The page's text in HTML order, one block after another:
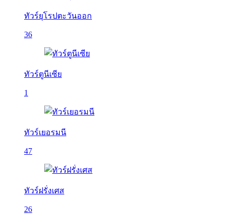
ทัวร์ยุโรปตะวันออก
36
ทัวร์ตูนีเซีย
1
ทัวร์เยอรมนี
47
ทัวร์ฝรั่งเศส
26